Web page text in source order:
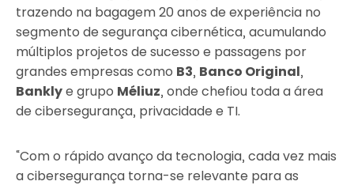
trazendo na bagagem 20 anos de experiência no
segmento de segurança cibernética, acumulando
múltiplos projetos de sucesso e passagens por
grandes empresas como B3, Banco Original,
Banklye grupo Méliuz, onde chefiou toda a área
de cibersegurança, privacidade e TI.
“Com o rápido avanço da tecnologia, cada vez mais
a cibersegurança torna-se relevante para as